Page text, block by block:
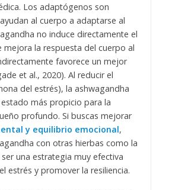
Los adaptógenos son
al cuerpo a adaptarse al
no induce directamente el
mejora la respuesta del cuerpo al
favorece un mejor
et al., 2020). Al reducir el
del estrés), la ashwagandha
más propicio para la
profundo. Si buscas mejorar
y equilibrio emocional,
con otras hierbas como la
una estrategia muy efectiva
estrés y promover la resiliencia.